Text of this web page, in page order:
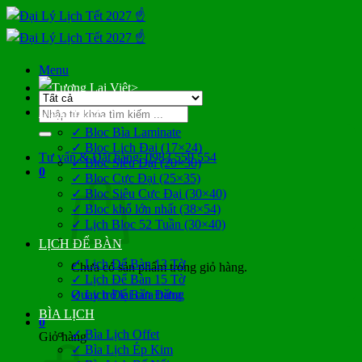
Bỏ
qua
nội
Menu
Tìm
kiếm:
Tư vấn & Đặt hàng: 0983 559 554
0
Chưa có sản phẩm trong giỏ hàng.
Quay trở lại cửa hàng
0
Giỏ hàng
>
LỊCH BLOC
✓ Bloc Bìa Laminate
✓ Bloc Lịch Đại (17×24)
✓ Bloc Siêu Đại (20×30)
✓ Bloc Cực Đại (25×35)
✓ Bloc Siêu Cực Đại (30×40)
✓ Bloc khổ lớn nhất (38×54)
✓ Lịch Bloc 52 Tuần (30×40)
LỊCH ĐỂ BÀN
✓ Lịch Để Bàn 13 Tờ
✓ Lịch Để Bàn 15 Tờ
✓ Lịch Để Bàn Đứng
BÌA LỊCH
✓ Bìa Lịch Offet
✓ Bìa Lịch Ép Kim